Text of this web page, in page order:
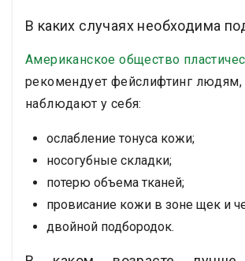
В каких случаях необходима
Американское общество
рекомендует фейслифтинг
наблюдают у себя:
ослабление тонуса кожи;
носогубные складки;
потерю объема тканей;
провисание кожи в зоне щек и
двойной подбородок.